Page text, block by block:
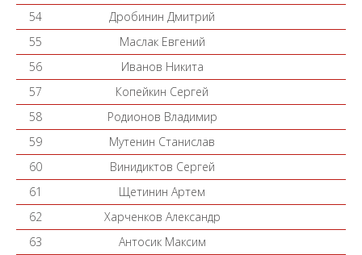
54
Дробинин Дмитрий
55
Маслак Евгений
56
Иванов Никита
57
Копейкин Сергей
58
Родионов Владимир
59
Мутенин Станислав
60
Винидиктов Сергей
61
Щетинин Артем
62
Харченков Александр
63
Антосик Максим